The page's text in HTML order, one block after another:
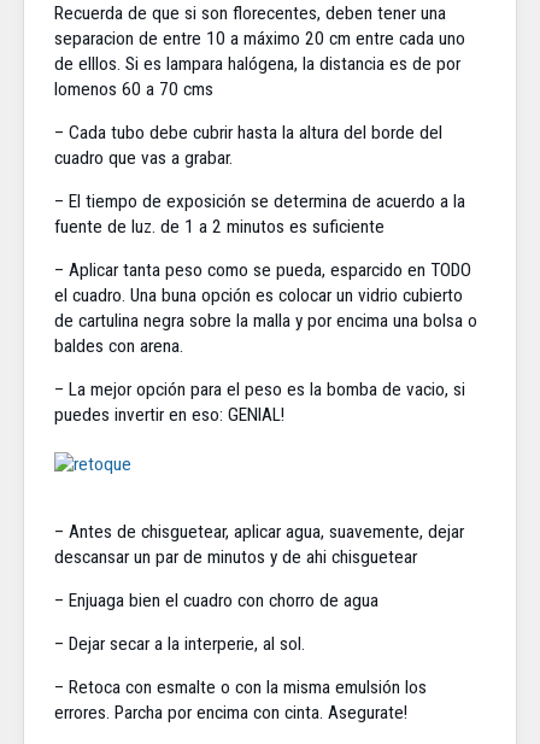
Recuerda de que si son florecentes, deben tener una
separacion de entre 10 a máximo 20 cm entre cada uno
de elllos. Si es lampara halógena, la distancia es de por
lomenos 60 a 70 cms
– Cada tubo debe cubrir hasta la altura del borde del
cuadro que vas a grabar.
– El tiempo de exposición se determina de acuerdo a la
fuente de luz. de 1 a 2 minutos es suficiente
– Aplicar tanta peso como se pueda, esparcido en TODO
el cuadro. Una buna opción es colocar un vidrio cubierto
de cartulina negra sobre la malla y por encima una bolsa o
baldes con arena.
– La mejor opción para el peso es la bomba de vacio, si
puedes invertir en eso: GENIAL!
– Antes de chisguetear, aplicar agua, suavemente, dejar
descansar un par de minutos y de ahi chisguetear
– Enjuaga bien el cuadro con chorro de agua
– Dejar secar a la interperie, al sol.
– Retoca con esmalte o con la misma emulsión los
errores. Parcha por encima con cinta. Asegurate!